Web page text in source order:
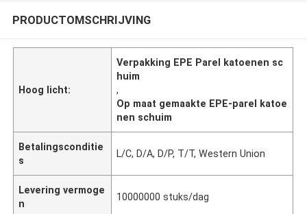
PRODUCTOMSCHRIJVING
Hoog licht:
Verpakking EPE Parel katoenen sc
huim
,
Op maat gemaakte EPE-parel katoe
nen schuim
Betalingsconditie
s
L/C, D/A, D/P, T/T, Western Union
Levering vermoge
n
10000000 stuks/dag